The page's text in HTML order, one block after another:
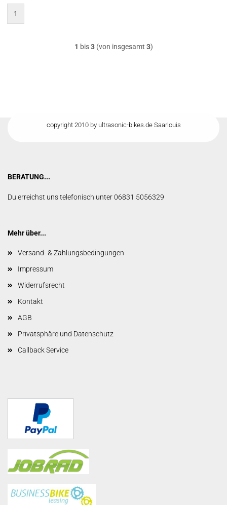
1
1 bis3(von insgesamt 3)
copyright 2010 by ultrasonic-bikes.de Saarlouis
BERATUNG...
Du erreichst uns telefonisch unter 06831 5056329
Mehr über...
Versand- & Zahlungsbedingungen
Impressum
Widerrufsrecht
Kontakt
AGB
Privatsphäre und Datenschutz
Callback Service